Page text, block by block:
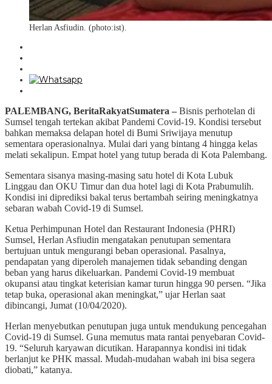
Herlan Asfiudin. (photo:ist).
PALEMBANG, BeritaRakyatSumatera – Bisnis perhotelan di
Sumsel tengah tertekan akibat Pandemi Covid-19. Kondisi tersebut
bahkan memaksa delapan hotel di Bumi Sriwijaya menutup
sementara operasionalnya. Mulai dari yang bintang 4 hingga kelas
melati sekalipun. Empat hotel yang tutup berada di Kota Palembang.
Sementara sisanya masing-masing satu hotel di Kota Lubuk
Linggau dan OKU Timur dan dua hotel lagi di Kota Prabumulih.
Kondisi ini diprediksi bakal terus bertambah seiring meningkatnya
sebaran wabah Covid-19 di Sumsel.
Ketua Perhimpunan Hotel dan Restaurant Indonesia (PHRI)
Sumsel, Herlan Asfiudin mengatakan penutupan sementara
bertujuan untuk mengurangi beban operasional. Pasalnya,
pendapatan yang diperoleh manajemen tidak sebanding dengan
beban yang harus dikeluarkan. Pandemi Covid-19 membuat
okupansi atau tingkat keterisian kamar turun hingga 90 persen. “Jika
tetap buka, operasional akan meningkat,” ujar Herlan saat
dibincangi, Jumat (10/04/2020).
Herlan menyebutkan penutupan juga untuk mendukung pencegahan
Covid-19 di Sumsel. Guna memutus mata rantai penyebaran Covid-
19. “Seluruh karyawan dicutikan. Harapannya kondisi ini tidak
berlanjut ke PHK massal. Mudah-mudahan wabah ini bisa segera
diobati,” katanya.